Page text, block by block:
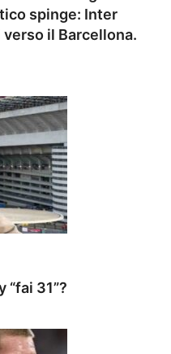
spinge: Inter
verso il Barcellona.
“fai 31”?